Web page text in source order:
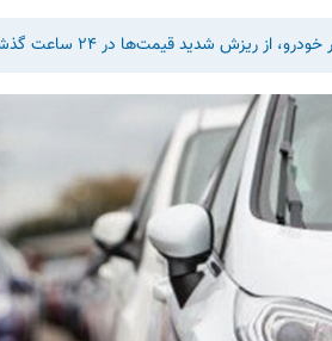
در ۲۴ ساعت گذشته حکایت دارد؛ به طور مثال قیمت هیوندای النترا 300 میلیون افت کرد.